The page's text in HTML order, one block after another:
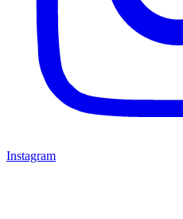
Instagram